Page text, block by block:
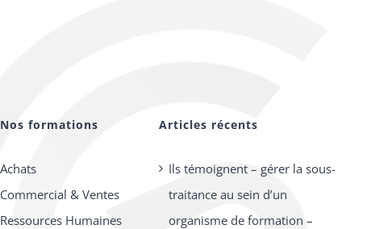
Nos formations
Achats
Commercial & Ventes
Ressources Humaines
Articles récents
Ils témoignent – gérer la sous-
traitance au sein d’un
organisme de formation –